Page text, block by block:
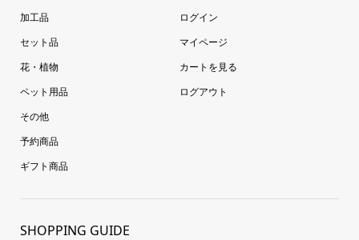
加工品
セット品
花・植物
ペット用品
その他
予約商品
ギフト商品
ログイン
マイページ
カートを見る
ログアウト
SHOPPING GUIDE